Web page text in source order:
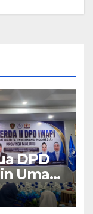
DPD
Umar:
Pilar